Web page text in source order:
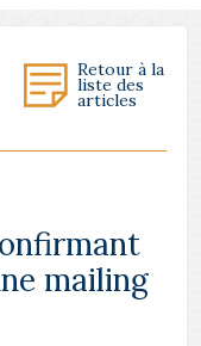
Retour à la
liste des
articles
mailing